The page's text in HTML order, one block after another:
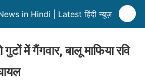
in Hindi | Latest हिंदी न्यूज़
में गैंगवार, बालू माफिया रवि